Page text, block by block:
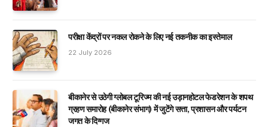
परीक्षा केंद्रों पर नकल रोकने के लिए नई तकनीक का इस्तेमाल
22 July 2026
बीकानेर से उठेगी ग्लोबल टूरिज्म की नई उड़ानहोटल फेडरेशन के शपथ
ग्रहण समारोह (बीकानेर संभाग) में जुटेंगे सत्ता, प्रशासन और पर्यटन
जगत के दिग्गज